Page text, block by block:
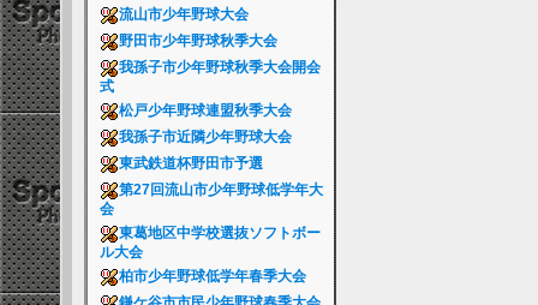
流山市少年野球大会
野田市少年野球秋季大会
我孫子市少年野球秋季大会開会
式
松戸少年野球連盟秋季大会
我孫子市近隣少年野球大会
東武鉄道杯野田市予選
第27回流山市少年野球低学年大
会
東葛地区中学校選抜ソフトボー
ル大会
柏市少年野球低学年春季大会